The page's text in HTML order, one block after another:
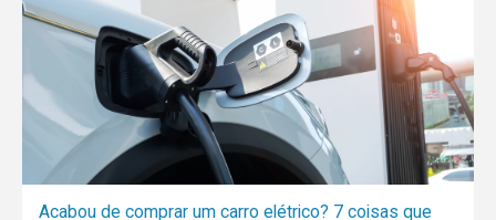
Acabou de comprar um carro elétrico? 7 coisas que